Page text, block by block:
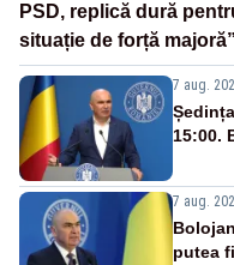
PSD, replică dură
situație de forță majoră”
7 aug.
15:00.
7 aug.
putea